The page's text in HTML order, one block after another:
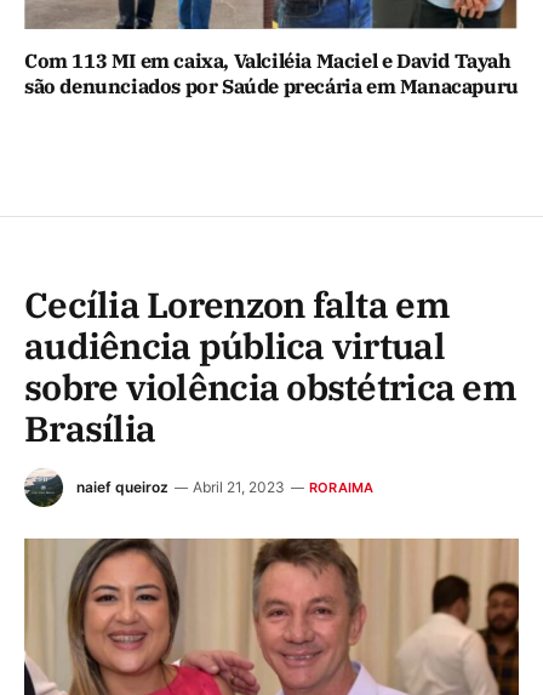
Com 113 MI em caixa, Valciléia Maciel e David Tayah
são denunciados por Saúde precária em Manacapuru
Cecília Lorenzon falta em
audiência pública virtual
sobre violência obstétrica em
Brasília
naief queiroz Abril 21, 2023 RORAIMA